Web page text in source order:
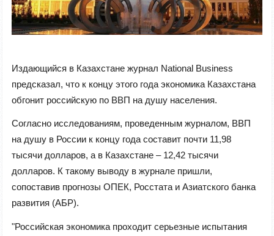
Издающийся в Казахстане журнал National Business
предсказал, что к концу этого года экономика Казахстана
обгонит российскую по ВВП на душу населения.
Согласно исследованиям, проведенным журналом, ВВП
на душу в России к концу года составит почти 11,98
тысячи долларов, а в Казахстане – 12,42 тысячи
долларов. К такому выводу в журнале пришли,
сопоставив прогнозы ОПЕК, Росстата и Азиатского банка
развития (АБР).
"Российская экономика проходит серьезные испытания